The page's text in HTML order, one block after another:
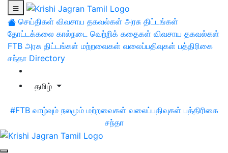
செய்திகள் விவசாய தகவல்கள் அரசு திட்டங்கள்
தோட்டக்கலை கால்நடை வெற்றிக் கதைகள் விவசாய தகவல்கள்
FTB அரசு திட்டங்கள் மற்றவைகள் வலைப்பதிவுகள் பத்திரிகை
சந்தா Directory
தமிழ்
#FTB வாழ்வும் நலமும் மற்றவைகள் வலைப்பதிவுகள் பத்திரிகை
சந்தா